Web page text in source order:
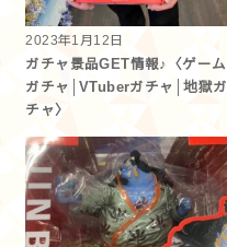
2023年1月12日
ガチャ景品GET情報♪〈ゲーム
ガチャ│VTuberガチャ│地獄ガ
チャ〉